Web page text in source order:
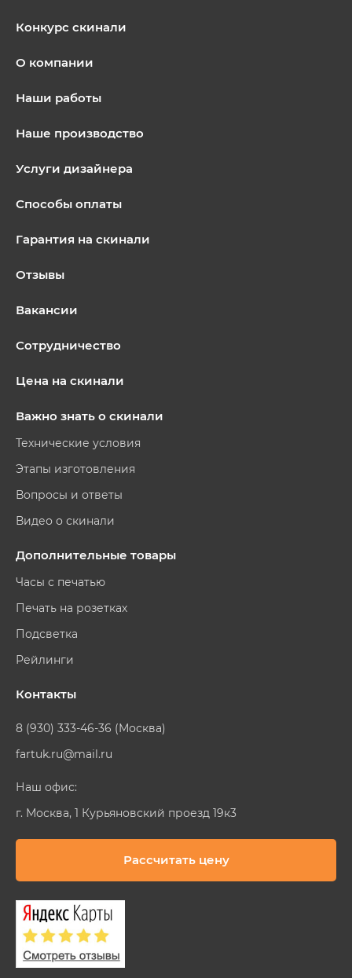
Конкурс скинали
О компании
Наши работы
Наше производство
Услуги дизайнера
Способы оплаты
Гарантия на скинали
Отзывы
Вакансии
Сотрудничество
Цена на скинали
Важно знать о скинали
Технические условия
Этапы изготовления
Вопросы и ответы
Видео о скинали
Дополнительные товары
Часы с печатью
Печать на розетках
Подсветка
Рейлинги
Контакты
8 (930) 333-46-36 (Москва)
fartuk.ru@mail.ru
Наш офис:
г. Москва, 1 Курьяновский проезд 19к3
Рассчитать цену